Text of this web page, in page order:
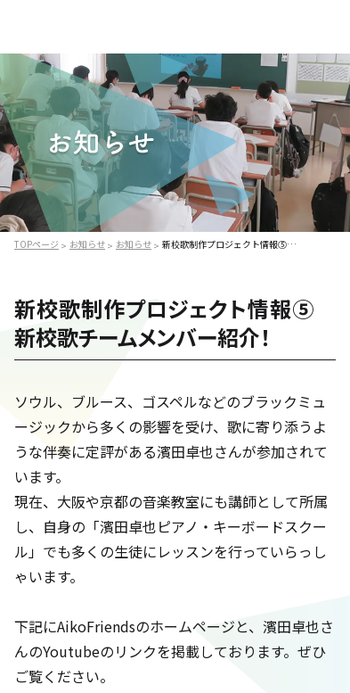
TOPページ > お知らせ > お知らせ > 新校歌制作プロジェクト情報⑤ 新校歌チームメンバー紹介！
新校歌制作プロジェクト情報⑤
新校歌チームメンバー紹介！
ソウル、ブルース、ゴスペルなどのブラックミュ
ージックから多くの影響を受け、歌に寄り添うよ
うな伴奏に定評がある濱田卓也さんが参加されて
います。
現在、大阪や京都の音楽教室にも講師として所属
し、自身の「濱田卓也ピアノ・キーボードスクー
ル」でも多くの生徒にレッスンを行っていらっし
ゃいます。
下記にAikoFriendsのホームページと、濱田卓也さ
んのYoutubeのリンクを掲載しております。ぜひ
ご覧ください。